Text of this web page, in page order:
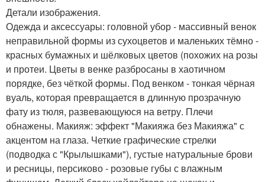
Детали изображения.
Одежда и аксессуары: головной убор - массивный венок
неправильной формы из сухоцветов и маленьких тёмно -
красных бумажных и шёлковых цветов (похожих на розы
и протеи. Цветы в венке разбросаны в хаотичном
порядке, без чёткой формы. Под венком - тонкая чёрная
вуаль, которая превращается в длинную прозрачную
фату из тюля, развевающуюся на ветру. Плечи
обнажены. Макияж: эффект "Макияжа без Макияжа" с
акцентом на глаза. Четкие графические стрелки
(подводка с "Крылышками"), густые натуральные брови
и ресницы, персиково - розовые губы с влажным